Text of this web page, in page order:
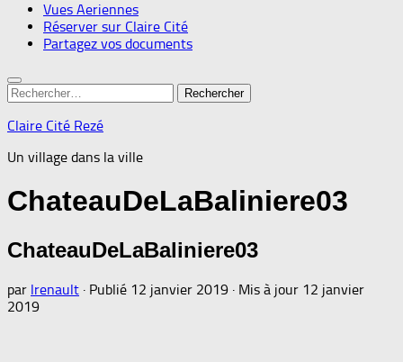
Vues Aeriennes
Réserver sur Claire Cité
Partagez vos documents
Rechercher :
Claire Cité Rezé
Un village dans la ville
ChateauDeLaBaliniere03
ChateauDeLaBaliniere03
par lrenault · Publié 12 janvier 2019 · Mis à jour 12 janvier
2019